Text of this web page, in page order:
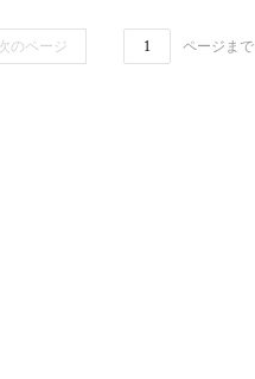
のページ ページまで